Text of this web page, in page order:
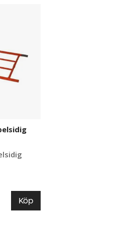
Köp